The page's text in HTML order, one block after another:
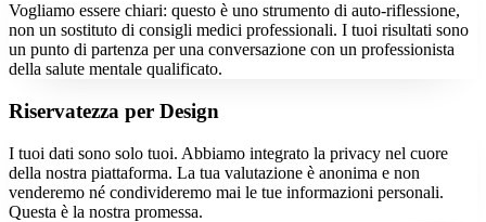
Vogliamo essere chiari: questo è uno strumento di auto-riflessione,
non un sostituto di consigli medici professionali. I tuoi risultati sono
un punto di partenza per una conversazione con un professionista
della salute mentale qualificato.
Riservatezza per Design
I tuoi dati sono solo tuoi. Abbiamo integrato la privacy nel cuore
della nostra piattaforma. La tua valutazione è anonima e non
venderemo né condivideremo mai le tue informazioni personali.
Questa è la nostra promessa.